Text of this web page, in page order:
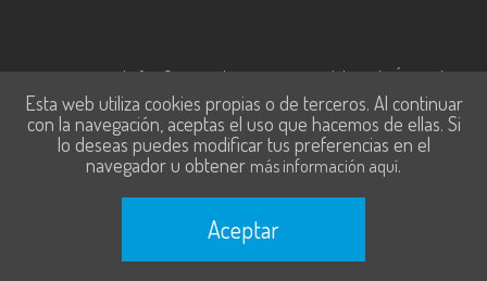
Este contenido fue financiado con recursos del Fondo Único de
Tecnologías de la Información y las Comunicaciones de MinTic.
Esta web utiliza cookies propias o de terceros. Al continuar
con la navegación, aceptas el uso que hacemos de ellas. Si
lo deseas puedes modificar tus preferencias en el
navegador u obtener más información aquí.
Aceptar